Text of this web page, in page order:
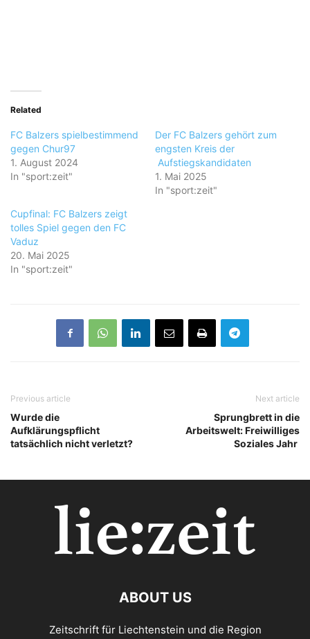
Related
FC Balzers spielbestimmend
gegen Chur97
1. August 2024
In "sport:zeit"
Der FC Balzers gehört zum
engsten Kreis der
Aufstiegskandidaten
1. Mai 2025
In "sport:zeit"
Cupfinal: FC Balzers zeigt
tolles Spiel gegen den FC
Vaduz
20. Mai 2025
In "sport:zeit"
Previous article
Wurde die
Aufklärungspflicht
tatsächlich nicht verletzt?
Next article
Sprungbrett in die
Arbeitswelt: Freiwilliges
Soziales Jahr
ABOUT US
Zeitschrift für Liechtenstein und die Region